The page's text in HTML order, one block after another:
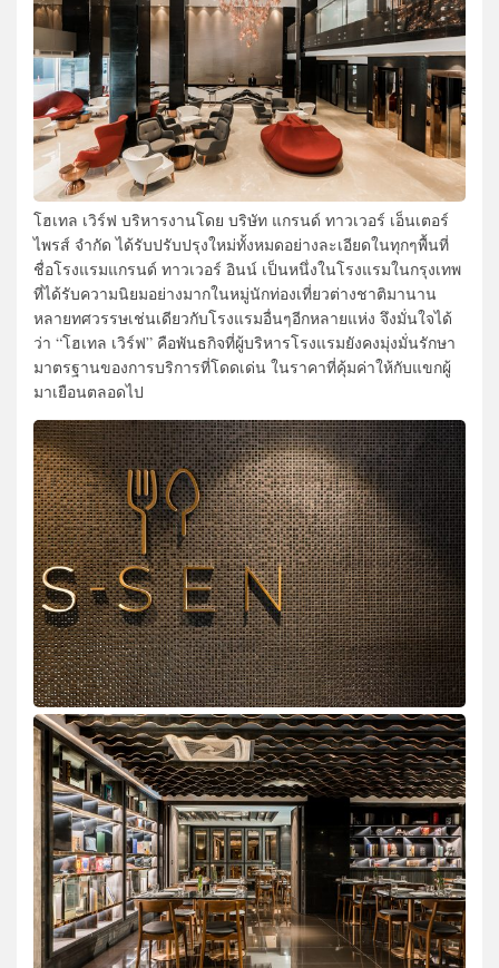
โฮเทล เวิร์ฟ บริหารงานโดย บริษัท แกรนด์ ทาวเวอร์ เอ็นเตอร์
ไพรส์ จำกัด ได้รับปรับปรุงใหม่ทั้งหมดอย่างละเอียดในทุกๆพื้นที่
ชื่อโรงแรมแกรนด์ ทาวเวอร์ อินน์ เป็นหนึ่งในโรงแรมในกรุงเทพ
ที่ได้รับความนิยมอย่างมากในหมู่นักท่องเที่ยวต่างชาติมานาน
หลายทศวรรษเช่นเดียวกับโรงแรมอื่นๆอีกหลายแห่ง จึงมั่นใจได้
ว่า “โฮเทล เวิร์ฟ” คือพันธกิจที่ผู้บริหารโรงแรมยังคงมุ่งมั่นรักษา
มาตรฐานของการบริการที่โดดเด่น ในราคาที่คุ้มค่าให้กับแขกผู้
มาเยือนตลอดไป